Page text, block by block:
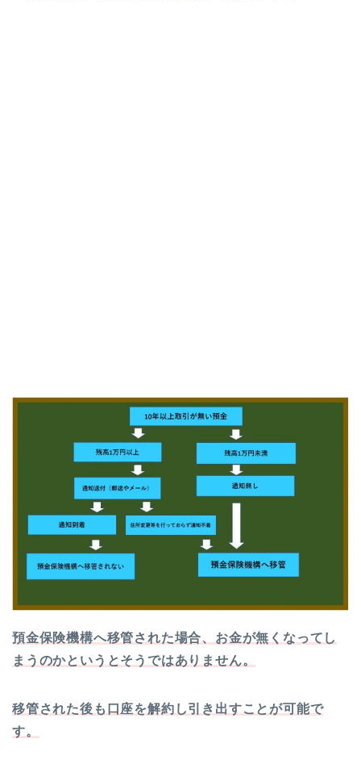
預金保険機構へ移管された場合、お金が無くなってし
まうのかというとそうではありません。
移管された後も口座を解約し引き出すことが可能で
す。